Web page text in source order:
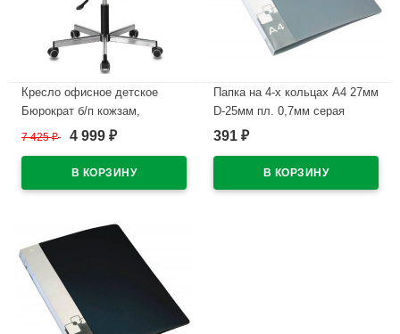
Кресло офисное детское
Бюрократ б/п кожзам,
бежевый Orion-10 CH-330M
7 425₽ 4 999 ₽
Папка на 4-х кольцах А4 27мм
D-25мм пл. 0,7мм серая
Бюрократ с карм.
391 ₽